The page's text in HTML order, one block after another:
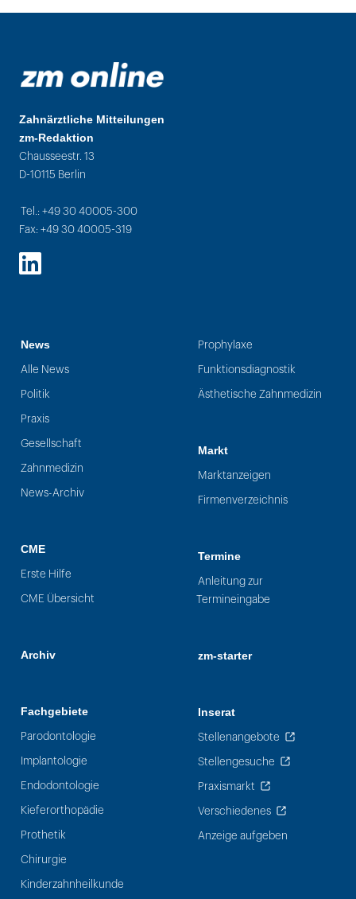
Zahnärztliche Mitteilungen
zm-Redaktion
Chausseestr. 13
D-10115 Berlin
Tel.: +49 30 40005-300
Fax: +49 30 40005-319
LinkedIn
News
Alle News
Politik
Praxis
Gesellschaft
Zahnmedizin
News-Archiv
CME
Erste Hilfe
CME Übersicht
Archiv
Fachgebiete
Parodontologie
Implantologie
Endodontologie
Kieferorthopädie
Prothetik
Chirurgie
Kinderzahnheilkunde
Prophylaxe
Funktionsdiagnostik
Ästhetische Zahnmedizin
Markt
Marktanzeigen
Firmenverzeichnis
Termine
Anleitung zur
Termineingabe
zm-starter
Inserat
Stellenangebote
Stellengesuche
Praxismarkt
Verschiedenes
Anzeige aufgeben